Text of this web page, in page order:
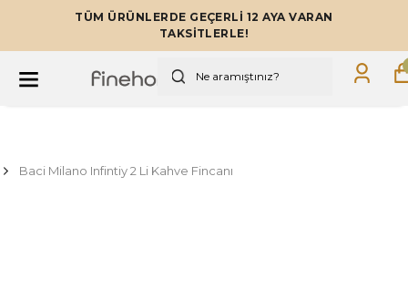
TÜM ÜRÜNLERDE GEÇERLİ 12 AYA VARAN
TAKSİTLERLE!
Baci Milano Infintiy 2 Li Kahve Fincanı